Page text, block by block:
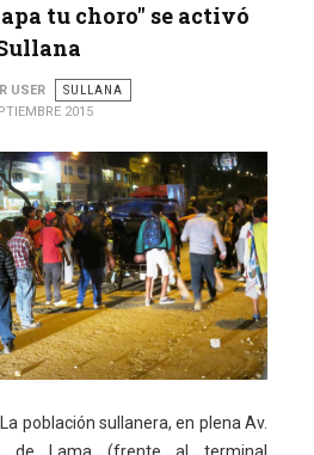
tu choro" se activó
USER
SULLANA
2015
La población sullanera, en plena Av.